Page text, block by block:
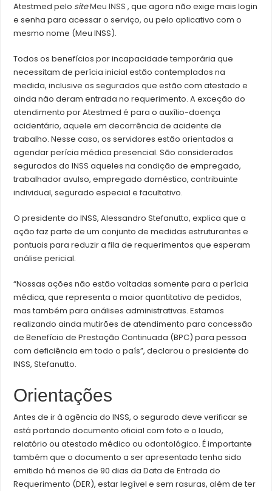
Atestmed pelo siteMeu INSS , que agora não exige mais login
e senha para acessar o serviço, ou pelo aplicativo com o
mesmo nome (Meu INSS).
Todos os benefícios por incapacidade temporária que
necessitam de perícia inicial estão contemplados na
medida, inclusive os segurados que estão com atestado e
ainda não deram entrada no requerimento. A exceção do
atendimento por Atestmed é para o auxílio-doença
acidentário, aquele em decorrência de acidente de
trabalho. Nesse caso, os servidores estão orientados a
agendar perícia médica presencial. São considerados
segurados do INSS aqueles na condição de empregado,
trabalhador avulso, empregado doméstico, contribuinte
individual, segurado especial e facultativo.
O presidente do INSS, Alessandro Stefanutto, explica que a
ação faz parte de um conjunto de medidas estruturantes e
pontuais para reduzir a fila de requerimentos que esperam
análise pericial.
“Nossas ações não estão voltadas somente para a perícia
médica, que representa o maior quantitativo de pedidos,
mas também para análises administrativas. Estamos
realizando ainda mutirões de atendimento para concessão
de Benefício de Prestação Continuada (BPC) para pessoa
com deficiência em todo o país”, declarou o presidente do
INSS, Stefanutto.
Orientações
Antes de ir à agência do INSS, o segurado deve verificar se
está portando documento oficial com foto e o laudo,
relatório ou atestado médico ou odontológico. É importante
também que o documento a ser apresentado tenha sido
emitido há menos de 90 dias da Data de Entrada do
Requerimento (DER), estar legível e sem rasuras, além de ter